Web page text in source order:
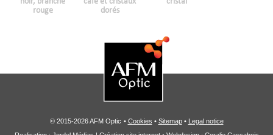
rouge
dorés
© 2015-2026 AFM Optic • Cookies • Sitemap• Legal notice